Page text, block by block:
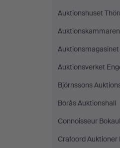
Auktionshuset
Auktionsverket
Björnssons
Borås Auktionshall
Connoisseur
Crafoord Auktioner